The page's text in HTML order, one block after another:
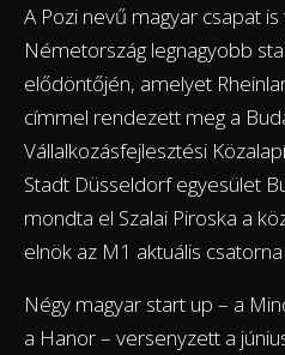
A Pozi nevű magyar csapat
Németország legnagyobb
elődöntőjén, amelyet
címmel rendezett meg a
Vállalkozásfejlesztési
Stadt Düsseldorf egyesület
mondta el Szalai Piroska a
elnök az M1 aktuális
Négy magyar start up – a
a Hanor – versenyzett a